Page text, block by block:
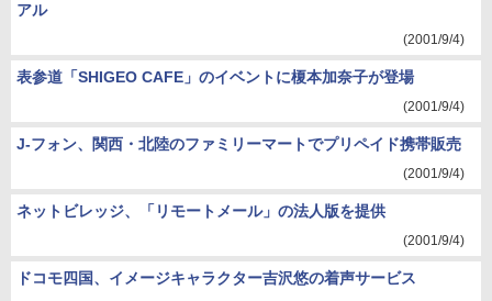
アル
(2001/9/4)
表参道「SHIGEO CAFE」のイベントに榎本加奈子が登場
(2001/9/4)
J-フォン、関西・北陸のファミリーマートでプリペイド携帯販売
(2001/9/4)
ネットビレッジ、「リモートメール」の法人版を提供
(2001/9/4)
ドコモ四国、イメージキャラクター吉沢悠の着声サービス